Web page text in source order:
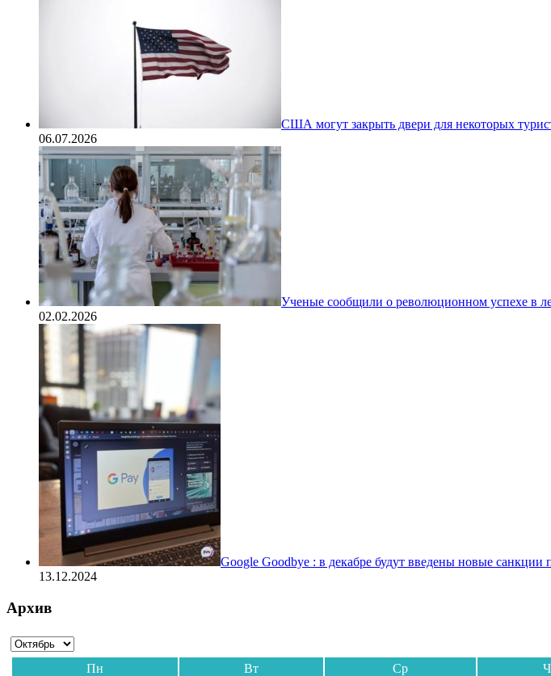
США могут закрыть двери для некоторых
06.07.2026
Ученые сообщили о революционном успехе в
02.02.2026
Google Goodbye : в декабре будут введены новые санкции
13.12.2024
Архив
Пн Вт Ср